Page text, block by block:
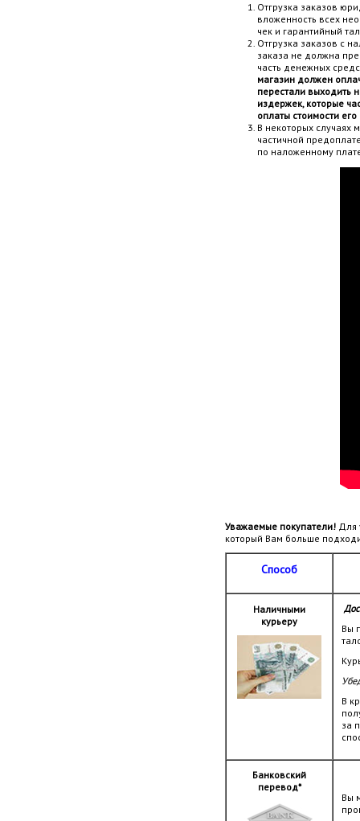
Отгрузка заказов
вложенность всех
чек и гарантийный
Отгрузка заказов с
заказа не должна
часть денежных
магазин должен
перестали выходить
издержек, которые
оплаты стоимости
В некоторых случаях
частичной
по наложенному
Уважаемые покупатели! Для
который Вам больше
Способ
Наличными
курьеру
Вы
В
за
Банковский
перевод*
Вы